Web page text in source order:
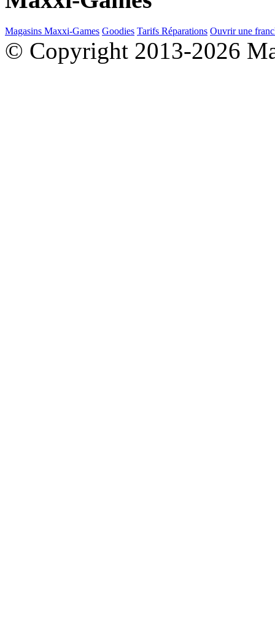
Magasins Maxxi-Games Goodies Tarifs Réparations Ouvrir une
© Copyright 2013-2026